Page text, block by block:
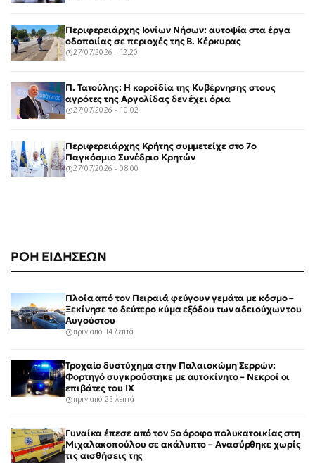
ΡΟΗ ΕΙΔΗΣΕΩΝ
Πλοία από τον Πειραιά φεύγουν γεμάτα με κόσμο –
Ξεκίνησε το δεύτερο κύμα εξόδου των αδειούχων του
Αυγούστου
πριν από 14 λεπτά
Τροχαίο δυστύχημα στην Παλαιοκώμη Σερρών:
Φορτηγό συγκρούστηκε με αυτοκίνητο – Νεκροί οι
επιβάτες του ΙΧ
πριν από 23 λεπτά
Γυναίκα έπεσε από τον 5ο όροφο πολυκατοικίας στη
Μιχαλακοπούλου σε ακάλυπτο – Ανασύρθηκε χωρίς
τις αισθήσεις της
Περιφερειάρχης Ιονίων Νήσων: αυτοψία στα έργα
οδοποιίας σε περιοχές της Β. Κέρκυρας
27/07/2026 - 12:20
Π. Τατούλης: Η κοροϊδία της Κυβέρνησης στους
αγρότες της Αργολίδας δεν έχει όρια
27/07/2026 - 10:02
Περιφερειάρχης Κρήτης συμμετείχε στο 7ο
Παγκόσμιο Συνέδριο Κρητών
27/07/2026 - 08:00